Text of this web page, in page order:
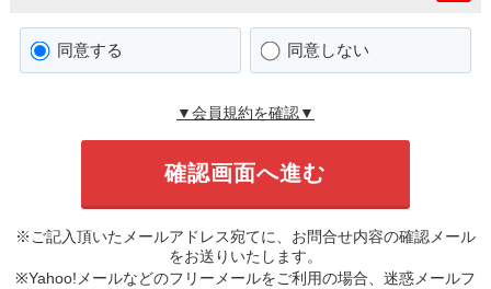
同意する 同意しない
▼会員規約を確認▼
※ご記入頂いたメールアドレス宛てに、お問合せ内容の確認メール
をお送りいたします。
※Yahoo!メールなどのフリーメールをご利用の場合、迷惑メールフ